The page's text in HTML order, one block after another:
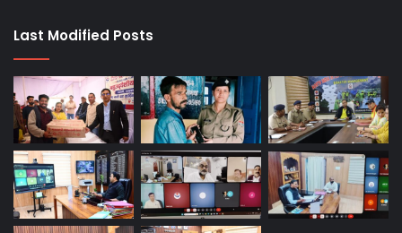
Last Modified Posts